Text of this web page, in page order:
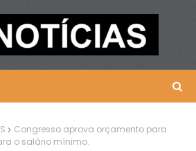
Congresso aprova orçamento para
o salário mínimo.